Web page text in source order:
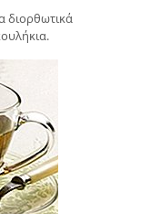
διορθωτικά